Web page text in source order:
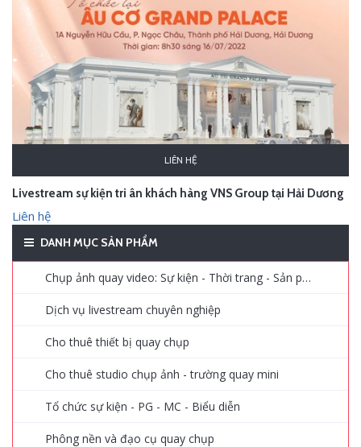
LIÊN HỆ
Livestream sự kiện tri ân khách hàng VNS Group tại Hải Dương
Liên hệ
DANH MỤC SẢN PHẨM
Chụp ảnh quay video: Sự kiện - Thời trang - Sản phẩm - Quảng cáo
Dịch vụ livestream chuyên nghiệp
Cho thuê thiết bị quay chụp
Cho thuê studio chụp ảnh - trường quay mini
Tổ chức sự kiện - PG - MC - Biểu diễn
Phông nền và đạo cụ quay chụp